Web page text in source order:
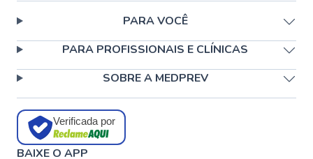
PARA VOCÊ
PARA PROFISSIONAIS E CLÍNICAS
SOBRE A MEDPREV
Verificada por
BAIXE O APP